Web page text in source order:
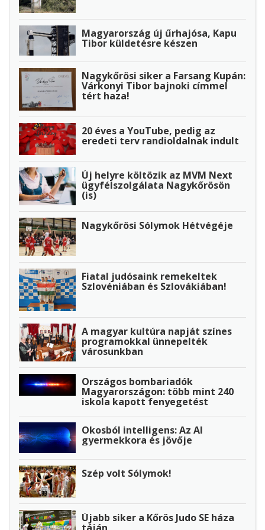
Magyarország új űrhajósa, Kapu
Tibor küldetésre készen
Nagykőrösi siker a Farsang Kupán:
Várkonyi Tibor bajnoki címmel
tért haza!
20 éves a YouTube, pedig az
eredeti terv randioldalnak indult
Új helyre költözik az MVM Next
ügyfélszolgálata Nagykőrösön
(is)
Nagykőrösi Sólymok Hétvégéje
Fiatal judósaink remekeltek
Szlovéniában és Szlovákiában!
A magyar kultúra napját színes
programokkal ünnepelték
városunkban
Országos bombariadók
Magyarországon: több mint 240
iskola kapott fenyegetést
Okosból intelligens: Az AI
gyermekkora és jövője
Szép volt Sólymok!
Újabb siker a Kőrös Judo SE háza